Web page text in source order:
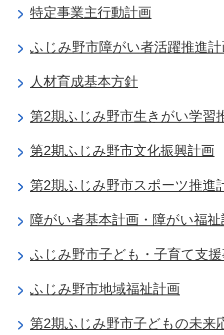
特定事業主行動計画
ふじみ野市障がい者活躍推進
人材育成基本方針
第2期ふじみ野市生きがい学習
第2期ふじみ野市文化振興計画
第2期ふじみ野市スポーツ推進
障がい者基本計画・障がい福
ふじみ野市子ども・子育て支
ふじみ野市地域福祉計画
第2期ふじみ野市子どもの未来